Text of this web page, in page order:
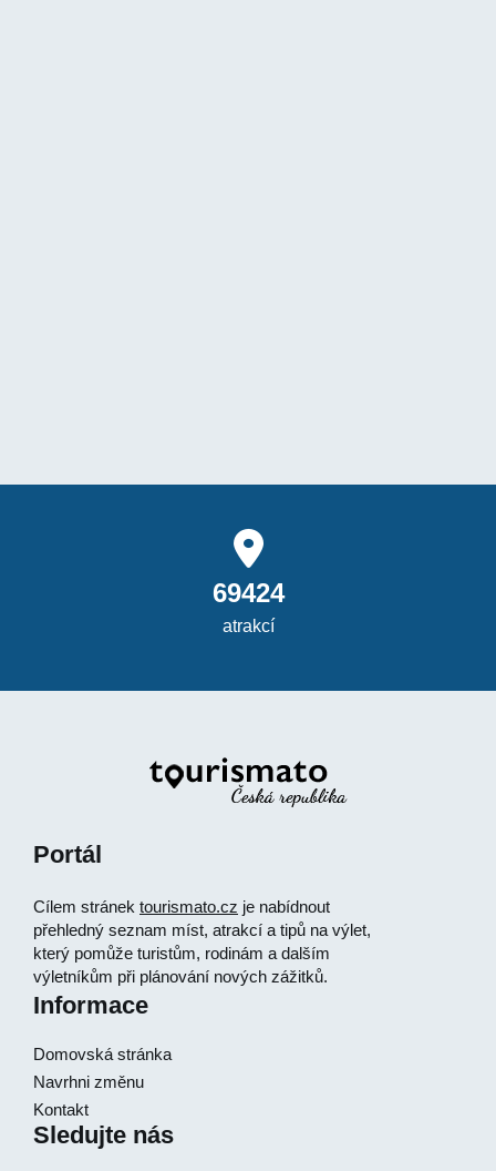
69424
atrakcí
Portál
Cílem stránek tourismato.cz je nabídnout
přehledný seznam míst, atrakcí a tipů na výlet,
který pomůže turistům, rodinám a dalším
výletníkům při plánování nových zážitků.
Informace
Domovská stránka
Navrhni změnu
Kontakt
Sledujte nás